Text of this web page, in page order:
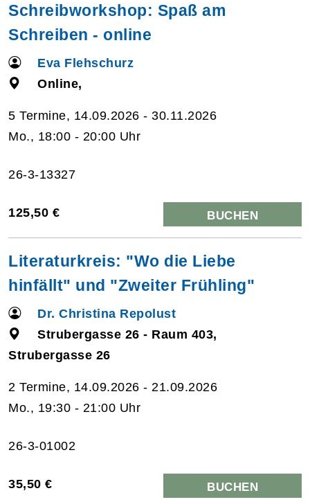
Schreibworkshop: Spaß am
Schreiben - online
Eva Flehschurz
Online,
5 Termine, 14.09.2026 - 30.11.2026
Mo., 18:00 - 20:00 Uhr
26-3-13327
125,50 € BUCHEN
Literaturkreis: "Wo die Liebe
hinfällt" und "Zweiter Frühling"
Dr. Christina Repolust
Strubergasse 26 - Raum 403,
Strubergasse 26
2 Termine, 14.09.2026 - 21.09.2026
Mo., 19:30 - 21:00 Uhr
26-3-01002
35,50 € BUCHEN